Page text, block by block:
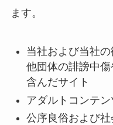
ます。
当社および当社の
他団体の誹謗中
含んだサイト
アダルトコンテ
公序良俗および